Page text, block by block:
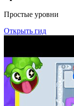
Простые уровни
Открыть гид